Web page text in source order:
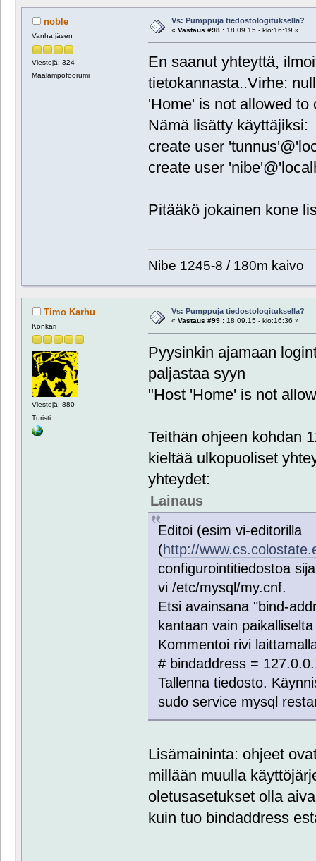
noble
Vanha jäsen
Viestejä: 324
Maalämpöfoorumi
Vs: Pumppuja tiedostologituksella?
« Vastaus #98 :18.09.15 - klo:16:19 »
En saanut yhteyttä,
tietokannasta..Virhe:
'Home' is not allowed
Nämä lisätty käyttäjiksi:
create user
create user
Pitääkö jokainen kone
Nibe 1245-8 / 180m kaivo
Timo Karhu
Konkari
Viestejä: 880
Turisti.
Vs: Pumppuja tiedostologituksella?
« Vastaus #99 :18.09.15 - klo:16:36 »
Pyysinkin ajamaan
paljastaa syyn
"Host 'Home' is not
Teithän ohjeen kohdan
kieltää ulkopuoliset
yhteydet:
Lainaus
Editoi (esim vi-editorilla
(http://
configurointitiedostoa
vi /etc/mysql/my.cnf.
Etsi avainsana "bind-
kantaan vain
Kommentoi rivi
# bind­address =
Tallenna tiedosto.
sudo service mysql
Lisämaininta: ohjeet
millään muulla
oletusasetukset olla
kuin tuo bindaddress